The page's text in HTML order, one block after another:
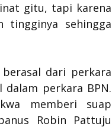
gitu, tapi karena
tingginya sehingga
dari perkara
dalam perkara BPN.
memberi suap
Robin Pattuju